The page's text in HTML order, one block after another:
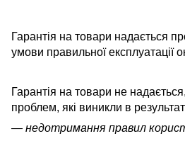
Гарантія на товари надається
умови правильної експлуатації
Гарантія на товари не
проблем, які виникли в
— недотримання правил